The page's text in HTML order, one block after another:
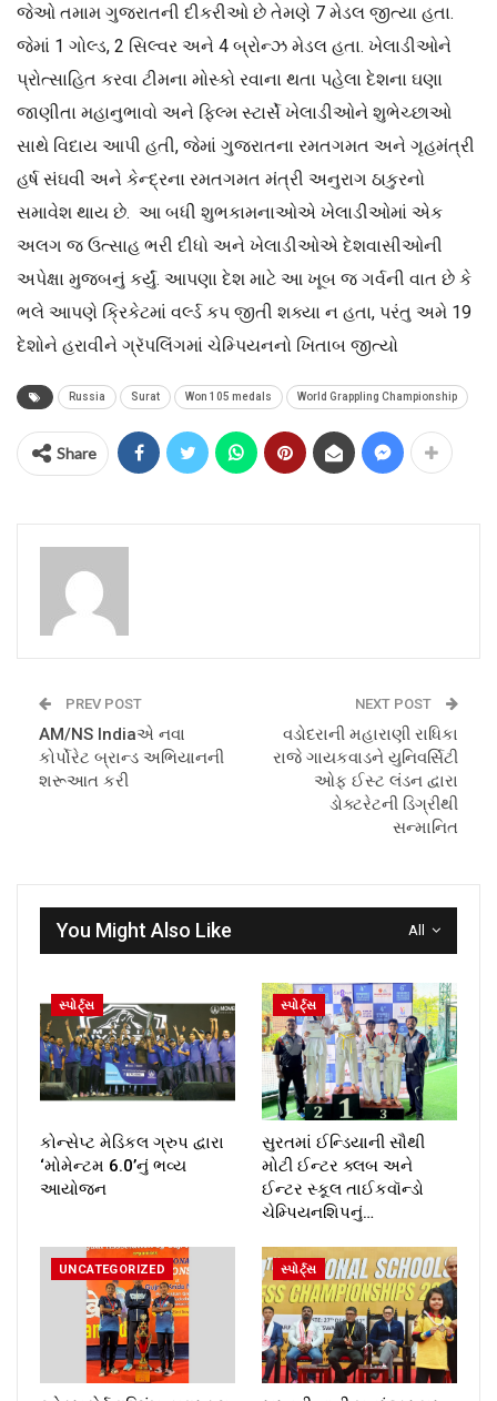
જેઓ તમામ ગુજરાતની દીકરીઓ છે તેમણે 7 મેડલ જીત્યા હતા.
જેમાં 1 ગોલ્ડ, 2 સિલ્વર અને 4 બ્રોન્ઝ મેડલ હતા. ખેલાડીઓને
પ્રોત્સાહિત કરવા ટીમના મોસ્કો રવાના થતા પહેલા દેશના ઘણા
જાણીતા મહાનુભાવો અને ફિલ્મ સ્ટાર્સે ખેલાડીઓને શુભેચ્છાઓ
સાથે વિદાય આપી હતી, જેમાં ગુજરાતના રમતગમત અને ગૃહમંત્રી
હર્ષ સંઘવી અને કેન્દ્રના રમતગમત મંત્રી અનુરાગ ઠાકુરનો
સમાવેશ થાય છે. આ બધી શુભકામનાઓએ ખેલાડીઓમાં એક
અલગ જ ઉત્સાહ ભરી દીધો અને ખેલાડીઓએ દેશવાસીઓની
અપેક્ષા મુજબનું કર્યું. આપણા દેશ માટે આ ખૂબ જ ગર્વની વાત છે કે
ભલે આપણે ક્રિકેટમાં વર્લ્ડ કપ જીતી શક્યા ન હતા, પરંતુ અમે 19
દેશોને હરાવીને ગ્રૅપલિંગમાં ચેમ્પિયનનો ખિતાબ જીત્યો
Russia Surat Won 105 medals World Grappling Championship
Share
PREV POST
AM/NS Indiaએ નવા
કોર્પોરેટ બ્રાન્ડ અભિયાનની
શરૂઆત કરી
NEXT POST
વડોદરાની મહારાણી રાધિકા
રાજે ગાયકવાડને યુનિવર્સિટી
ઓફ ઈસ્ટ લંડન દ્વારા
ડોક્ટરેટની ડિગ્રીથી
સન્માનિત
All
You Might Also Like
સ્પોર્ટ્સ
કોન્સેપ્ટ મેડિકલ ગ્રુપ દ્વારા
‘મોમેન્ટમ 6.0’નું ભવ્ય
આયોજન
સ્પોર્ટ્સ
સુરતમાં ઈન્ડિયાની સૌથી
મોટી ઈન્ટર ક્લબ અને
ઈન્ટર સ્કૂલ તાઈકવૉન્ડો
ચેમ્પિયનશિપનું…
UNCATEGORIZED સ્પોર્ટ્સ